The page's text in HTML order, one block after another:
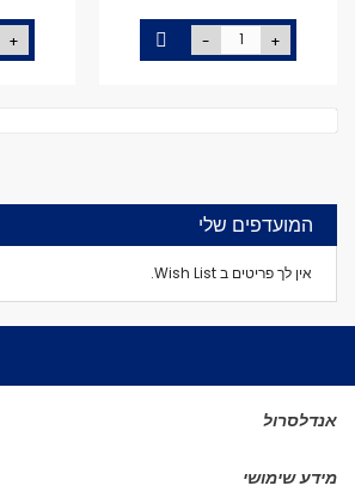
- +
+
המועדפים שלי
אין לך פריטים ב Wish List.
אנדלסרול
מידע שימושי